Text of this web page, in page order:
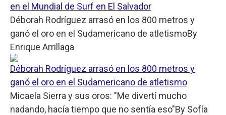
en el Mundial de Surf en El Salvador
Déborah Rodríguez arrasó en los 800 metros y
ganó el oro en el Sudamericano de atletismoBy
Enrique Arrillaga
Déborah Rodríguez arrasó en los 800 metros y
ganó el oro en el Sudamericano de atletismo
Micaela Sierra y sus oros: "Me divertí mucho
nadando, hacía tiempo que no sentía eso"By Sofía